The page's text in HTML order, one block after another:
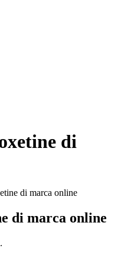
di
di marca online
di marca online